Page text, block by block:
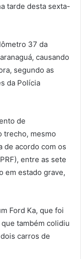
tarde desta sexta-
37 da
causando
segundo as
da Polícia
de
trecho, mesmo
de acordo com os
entre as sete
em estado grave,
Ford Ka, que foi
também colidiu
carros de